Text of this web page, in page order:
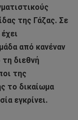
της Γάζας. Σε
από κανέναν
τη διεθνή
της
το δικαίωμα
εγκρίνει.